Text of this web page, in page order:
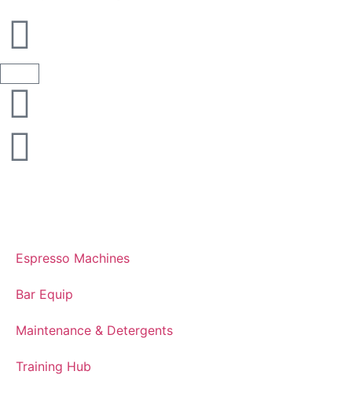
Espresso Machines​
Bar Equip
Maintenance & Detergents
Training Hub